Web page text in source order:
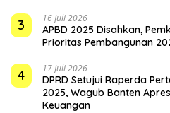
3 16 Juli 2026
APBD 2025 Disahkan,
Prioritas Pembangunan
4 17 Juli 2026
DPRD Setujui Raperda
2025, Wagub Banten
Keuangan